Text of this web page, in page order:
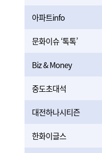
아파트info
문화이슈 ‘톡톡’
Biz & Money
중도초대석
대전하나시티즌
한화이글스